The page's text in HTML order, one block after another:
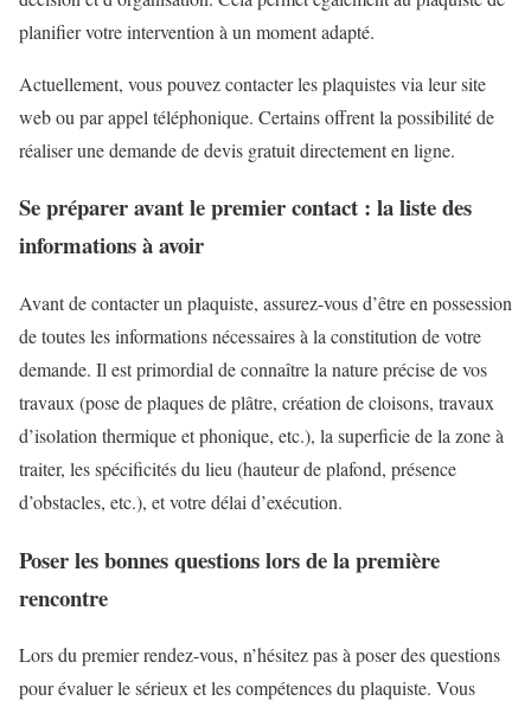
planifier votre intervention à un moment adapté.
Actuellement, vous pouvez contacter les plaquistes via leur site
web ou par appel téléphonique. Certains offrent la possibilité de
réaliser une demande de devis gratuit directement en ligne.
Se préparer avant le premier contact : la liste des
informations à avoir
Avant de contacter un plaquiste, assurez-vous d’être en possession
de toutes les informations nécessaires à la constitution de votre
demande. Il est primordial de connaître la nature précise de vos
travaux (pose de plaques de plâtre, création de cloisons, travaux
d’isolation thermique et phonique, etc.), la superficie de la zone à
traiter, les spécificités du lieu (hauteur de plafond, présence
d’obstacles, etc.), et votre délai d’exécution.
Poser les bonnes questions lors de la première
rencontre
Lors du premier rendez-vous, n’hésitez pas à poser des questions
pour évaluer le sérieux et les compétences du plaquiste. Vous